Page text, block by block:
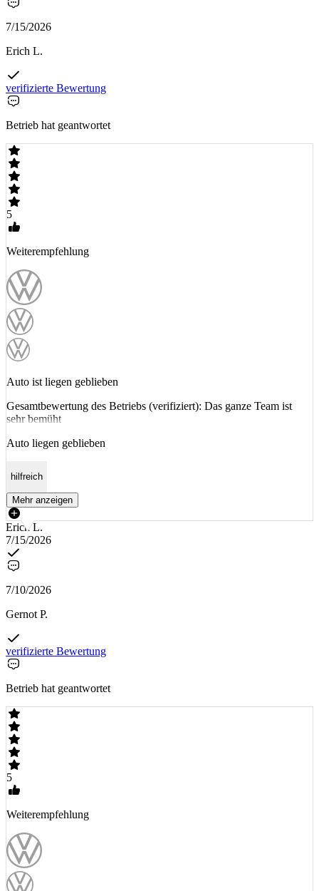
7/15/2026
Erich L.
verifizierte Bewertung
Betrieb hat geantwortet
5
Weiterempfehlung
Auto ist liegen geblieben
Gesamtbewertung des Betriebs (verifiziert): Das ganze Team ist
sehr bemüht
Auto liegen geblieben
hilfreich
Mehr anzeigen
Erich L.
7/15/2026
7/10/2026
Gernot P.
verifizierte Bewertung
Betrieb hat geantwortet
5
Weiterempfehlung